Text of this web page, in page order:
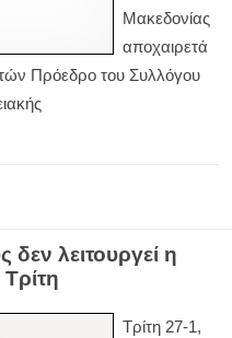
Μακεδονίας
αποχαιρετά
Πρόεδρο του Συλλόγου
λειτουργεί η
Τρίτη 27-1,